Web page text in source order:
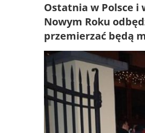
Ostatnia w Polsce
Nowym Roku
przemierzać będą